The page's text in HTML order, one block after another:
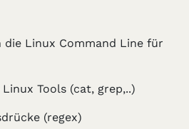
die Linux Command Line für
Tools (cat, grep,..)
(regex)